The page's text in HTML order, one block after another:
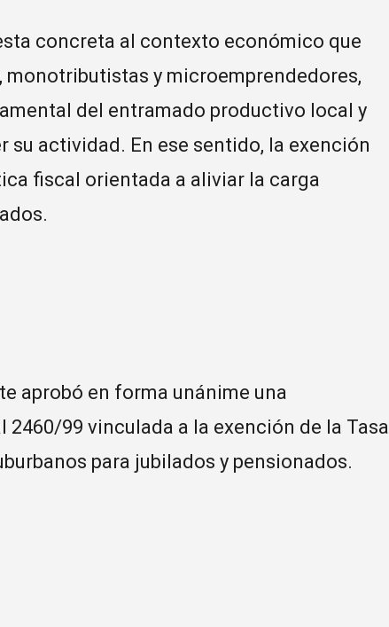
concreta al contexto económico que
y microemprendedores,
del entramado productivo local y
actividad. En ese sentido, la exención
fiscal orientada a aliviar la carga
aprobó en forma unánime una
99 vinculada a la exención de la Tasa
para jubilados y pensionados.